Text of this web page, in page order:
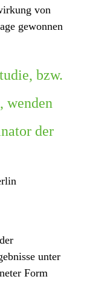
von
gewonnen
bzw.
wenden
der
unter
Form